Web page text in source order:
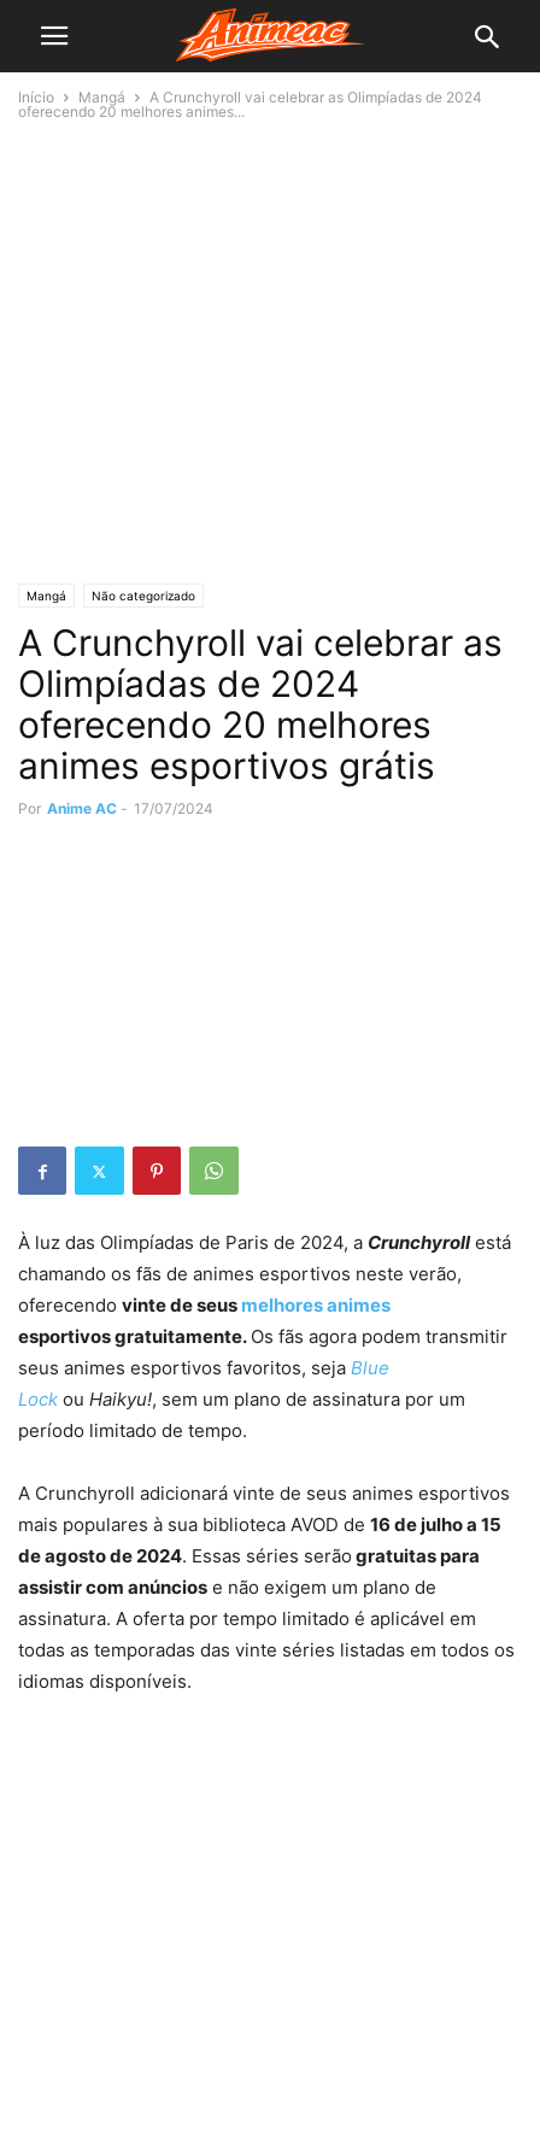
Início Mangá
A Crunchyroll vai celebrar as Olimpíadas de 2024
oferecendo 20 melhores animes...
Mangá Não categorizado
A Crunchyroll vai celebrar as
Olimpíadas de 2024
oferecendo 20 melhores
animes esportivos grátis
Por Anime AC - 17/07/2024
À luz das Olimpíadas de Paris de 2024, a Crunchyrollestá
chamando os fãs de animes esportivos neste verão,
oferecendo vinte de seus melhores animes
esportivos gratuitamente. Os fãs agora podem transmitir
seus animes esportivos favoritos, seja Blue
Lock ou Haikyu!, sem um plano de assinatura por um
período limitado de tempo.
A Crunchyroll adicionará vinte de seus animes esportivos
mais populares à sua biblioteca AVOD de 16 de julho a 15
de agosto de 2024. Essas séries serão gratuitas para
assistir com anúncios e não exigem um plano de
assinatura. A oferta por tempo limitado é aplicável em
todas as temporadas das vinte séries listadas em todos os
idiomas disponíveis.